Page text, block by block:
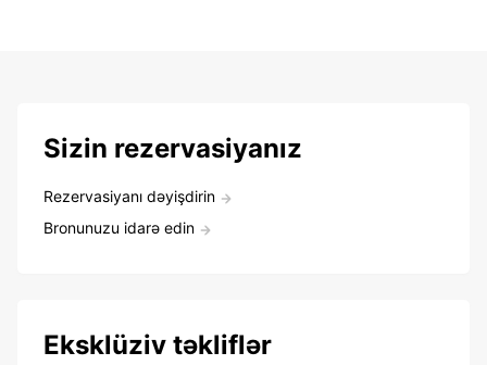
Sizin rezervasiyanız
Rezervasiyanı dəyişdirin
Bronunuzu idarə edin
Eksklüziv təkliflər